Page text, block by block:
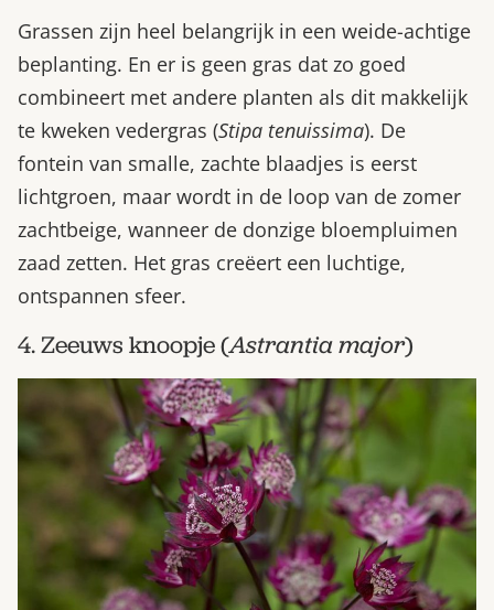
Grassen zijn heel belangrijk in een weide-achtige
beplanting. En er is geen gras dat zo goed
combineert met andere planten als dit makkelijk
te kweken vedergras (Stipa tenuissima). De
fontein van smalle, zachte blaadjes is eerst
lichtgroen, maar wordt in de loop van de zomer
zachtbeige, wanneer de donzige bloempluimen
zaad zetten. Het gras creëert een luchtige,
ontspannen sfeer.
4. Zeeuws knoopje (Astrantia major)